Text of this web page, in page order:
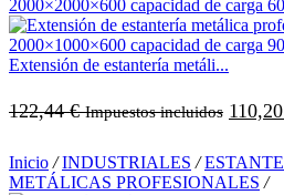
Extensión de estantería metáli...
122,44€ Impuestos incluidos 110,20
Inicio / INDUSTRIALES /
METÁLICAS PROFESIONALES /